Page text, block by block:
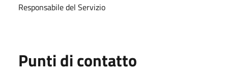
Responsabile del Servizio
Punti di contatto